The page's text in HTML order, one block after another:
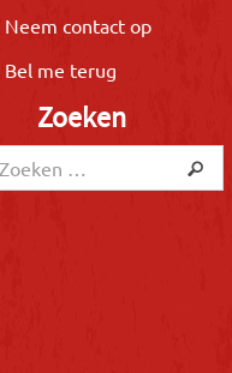
Neem contact op
Bel me terug
Zoeken